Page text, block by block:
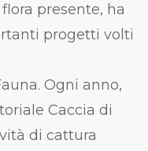
presente, ha
progetti volti
Ogni anno,
Caccia di
di cattura